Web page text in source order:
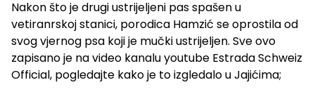
Nakon što je drugi ustrijeljeni pas spašen u
vetiranrskoj stanici, porodica Hamzić se oprostila od
svog vjernog psa koji je mučki ustrijeljen. Sve ovo
zapisano je na video kanalu youtube Estrada Schweiz
Official, pogledajte kako je to izgledalo u Jajićima;